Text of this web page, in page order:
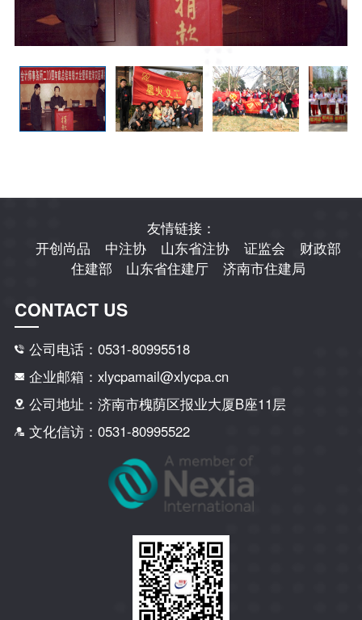
友情链接：
开创尚品
中注协 山东省注协 证监会
财政部
住建部
山东省住建厅 济南市住建局
CONTACT US
公司电话：0531-80995518
企业邮箱：xlycpamail@xlycpa.cn
公司地址：济南市槐荫区报业大厦B座11层
文化信访：0531-80995522